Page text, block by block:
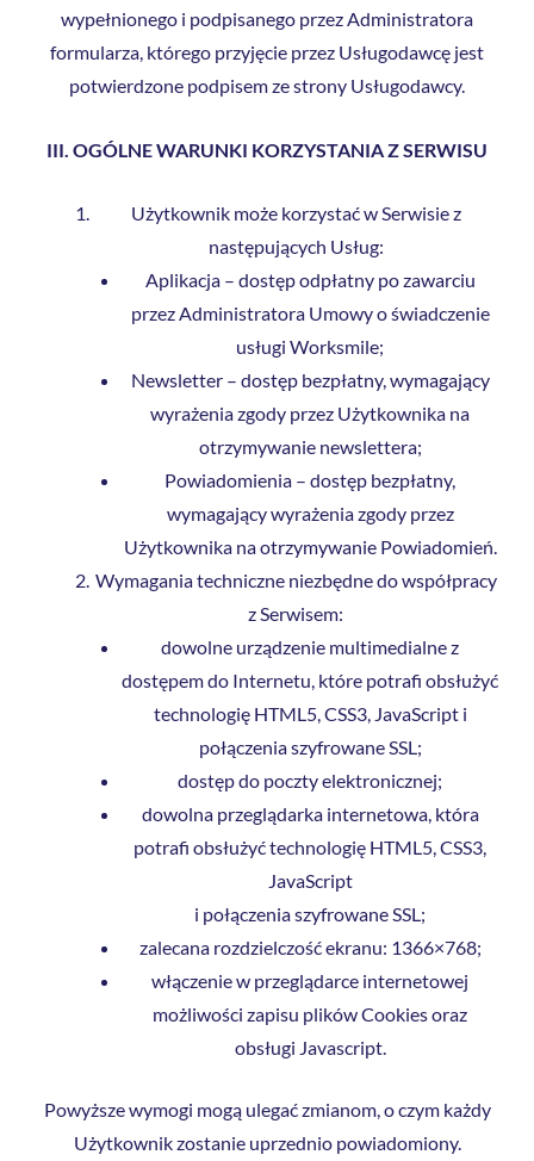
wypełnionego i podpisanego przez Administratora
formularza, którego przyjęcie przez Usługodawcę jest
potwierdzone podpisem ze strony Usługodawcy.
III. OGÓLNE WARUNKI KORZYSTANIA Z SERWISU
Użytkownik może korzystać w Serwisie z
następujących Usług:
Aplikacja – dostęp odpłatny po zawarciu
przez Administratora Umowy o świadczenie
usługi Worksmile;
Newsletter – dostęp bezpłatny, wymagający
wyrażenia zgody przez Użytkownika na
otrzymywanie newslettera;
Powiadomienia – dostęp bezpłatny,
wymagający wyrażenia zgody przez
Użytkownika na otrzymywanie Powiadomień.
Wymagania techniczne niezbędne do współpracy
z Serwisem:
dowolne urządzenie multimedialne z
dostępem do Internetu, które potrafi obsłużyć
technologię HTML5, CSS3, JavaScript i
połączenia szyfrowane SSL;
dostęp do poczty elektronicznej;
dowolna przeglądarka internetowa, która
potrafi obsłużyć technologię HTML5, CSS3,
JavaScript
i połączenia szyfrowane SSL;
zalecana rozdzielczość ekranu: 1366×768;
włączenie w przeglądarce internetowej
możliwości zapisu plików Cookies oraz
obsługi Javascript.
Powyższe wymogi mogą ulegać zmianom, o czym każdy
Użytkownik zostanie uprzednio powiadomiony.